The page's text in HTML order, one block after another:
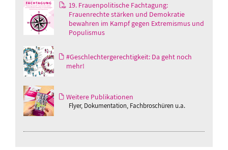
19. Frauenpolitische Fachtagung:
Frauenrechte stärken und Demokratie
bewahren im Kampf gegen Extremismus und
Populismus
#Geschlechtergerechtigkeit: Da geht noch
mehr!
Weitere Publikationen
Flyer, Dokumentation, Fachbroschüren u.a.